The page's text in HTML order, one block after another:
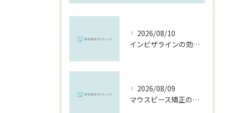
2026/08/10
インビザラインの効果事例で分かる千葉県市川市の矯正治療現実ガイド
2026/08/09
マウスピース矯正の頻度や千葉県市川市での通院・交換ペースと費用を徹底解説